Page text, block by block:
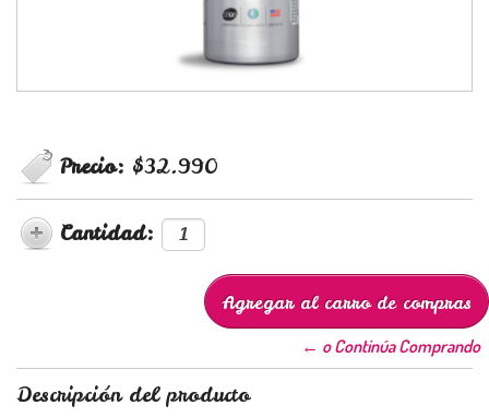
Precio: $32.990
Cantidad:
← o Continúa Comprando
Descripción del producto